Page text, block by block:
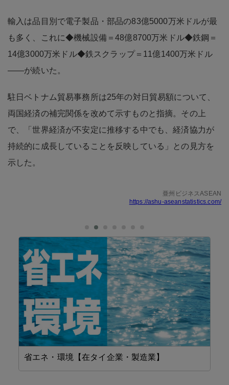
輸入は品目別で電子製品・部品の83億5000万米ドルが最
も多く、これに◆機械設備＝48億8700万米ドル◆鉄鋼＝
14億3000万米ドル◆鉄スクラップ＝11億1400万米ドル
――が続いた。
駐日ベトナム貿易事務所は25年の対日貿易額について、
両国経済の補完関係を改めて示すものと指摘。その上
で、「世界経済が不安定に推移する中でも、経済協力が
持続的に成長していることを反映している」との見方を
示した。
亜州ビジネスASEAN
https://ashu-aseanstatistics.com/
省エネ・環境【在タイ企業・製造業】